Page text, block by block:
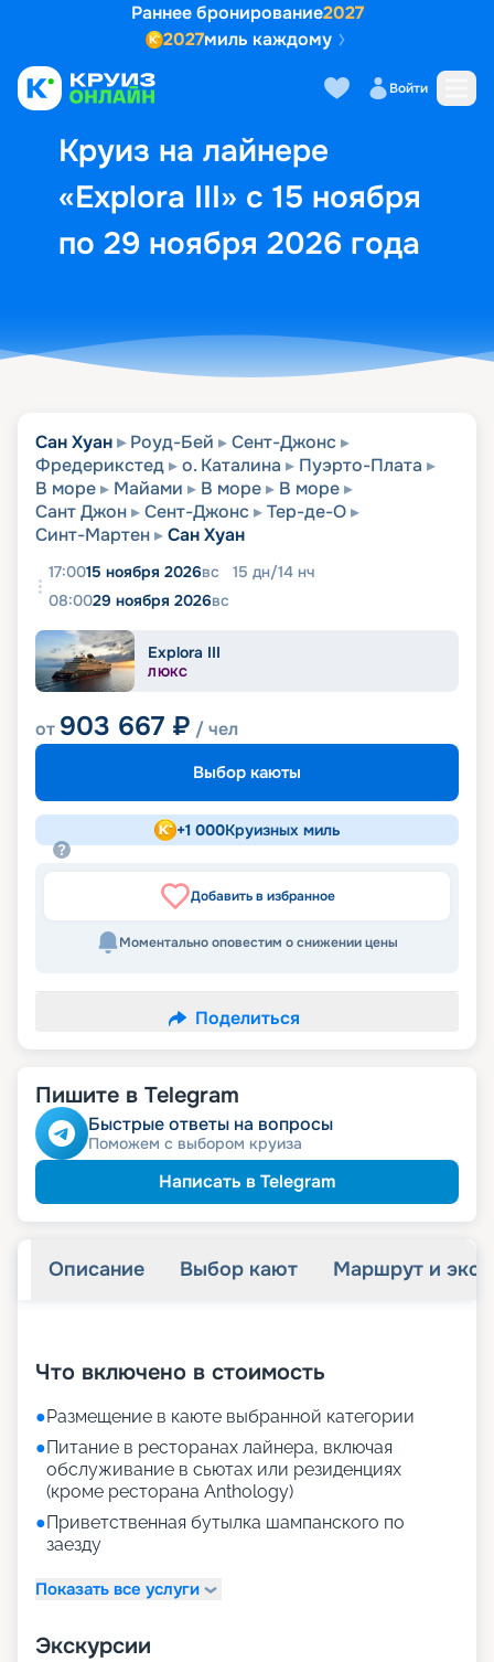
Раннее бронирование2027
2027миль каждому
Войти
Круиз на лайнере
«Explora III» с 15 ноября
по 29 ноября 2026 года
Выбор кают Маршрут и
Сан Хуан Роуд-Бей
Сент-Джонс
Фредерикстед
о. Каталина
Пуэрто-Плата
В море
Майами В море
В море
Сант Джон
Сент-Джонс
Тер-де-О
Синт-Мартен
Сан Хуан
17:0015 ноября 2026вс 15 дн/14 нч
08:0029 ноября 2026вс
Explora III
ЛЮКС
от 903 667 ₽ / чел
Выбор каюты
+1 000Круизных миль
Добавить в избранное
Моментально оповестим о снижении цены
Поделиться
Пишите в Telegram
Быстрые ответы на вопросы
Поможем с выбором круиза
Написать в Telegram
Описание Выбор кают Маршрут и
Что включено в стоимость
●Размещение в каюте выбранной категории
●Питание в ресторанах лайнера, включая
обслуживание в сьютах или резиденциях
(кроме ресторана Anthology)
●Приветственная бутылка шампанского по
заезду
Показать все услуги
Экскурсии